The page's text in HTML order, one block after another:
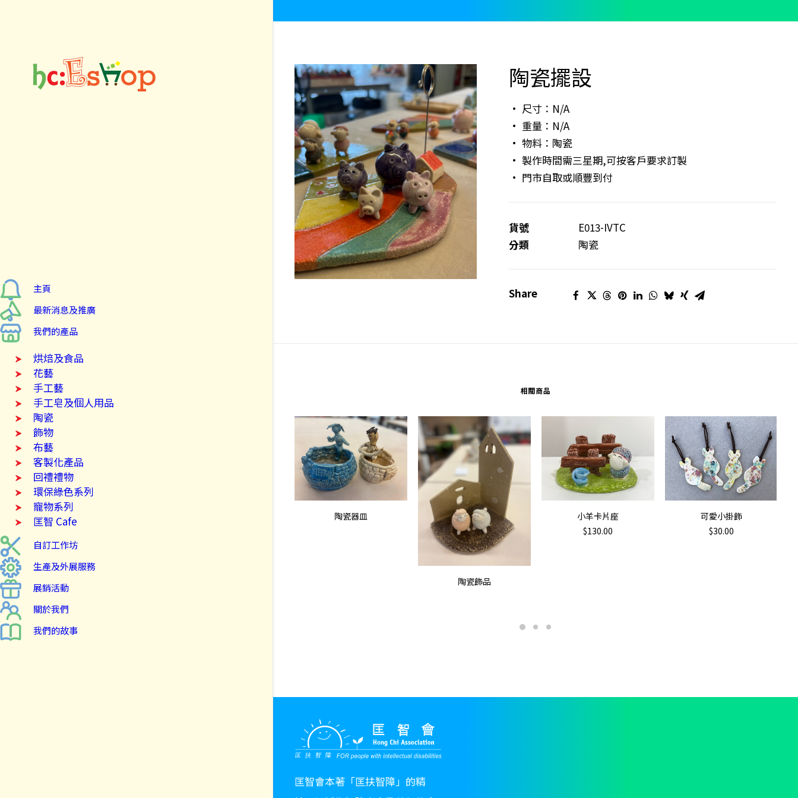
主頁
最新消息及推廣
我們的產品
烘焙及食品
花藝
手工藝
手工皂及個人用品
陶瓷
飾物
布藝
客製化產品
回禮禮物
環保綠色系列
寵物系列
匡智 Cafe
自訂工作坊
生產及外展服務
展銷活動
關於我們
我們的故事
陶瓷擺設
• 尺寸：N/A
• 重量：N/A
• 物料：陶瓷
• 製作時間需三星期,可按客戶要求訂製
• 門市自取或順豐到付
貨號
E013-IVTC
分類
陶瓷
Share
相關商品
查看內容
陶瓷器皿
查看內容
陶瓷飾品
加入購物車
小羊卡片座
$130.00
加入購物車
可愛小掛飾
$30.00
匡智會本著「匡扶智障」的精